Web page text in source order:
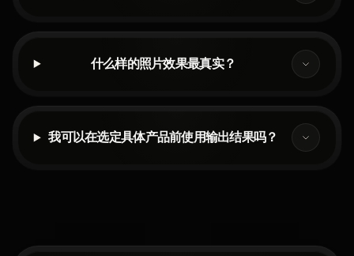
什么样的照片效果最真实？
我可以在选定具体产品前使用输出结果吗？